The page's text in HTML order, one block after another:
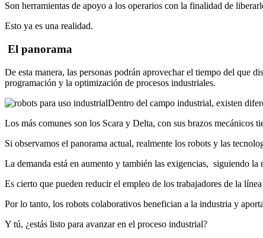
Son herramientas de apoyo a los operarios con la finalidad de
Esto ya es una realidad.
El panorama
De esta manera, las personas podrán aprovechar el tiempo del que
programación y la optimización de procesos industriales.
Dentro del campo industrial, existen
Los más comunes son los Scara y Delta, con sus brazos mecánicos
Si observamos el panorama actual, realmente los robots y las
La demanda está en aumento y también las exigencias, siguiendo
Es cierto que pueden reducir el empleo de los trabajadores de la
Por lo tanto, los robots colaborativos benefician a la industria y
Y tú, ¿estás listo para avanzar en el proceso industrial?